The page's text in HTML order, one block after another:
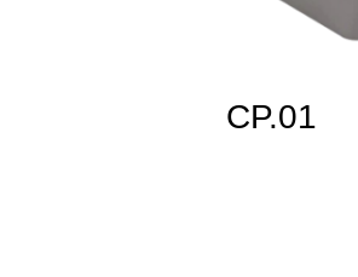
CP.01